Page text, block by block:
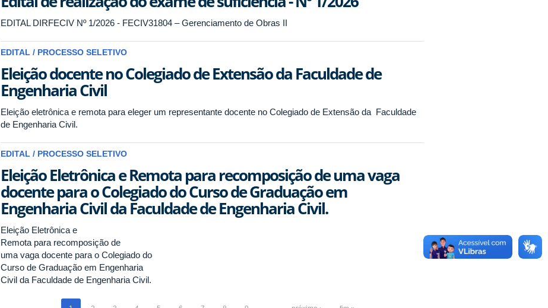
EDITAL DIRFECIV Nº 1/2026 - FECIV31804 – Gerenciamento de Obras II
EDITAL / PROCESSO SELETIVO
Eleição docente no Colegiado de Extensão da Faculdade de
Engenharia Civil
Eleição eletrônica e remota para eleger um representante docente no Colegiado de Extensão da Faculdade
de Engenharia Civil.
EDITAL / PROCESSO SELETIVO
Eleição Eletrônica e Remota para recomposição de uma vaga
docente para o Colegiado do Curso de Graduação em
Engenharia Civil da Faculdade de Engenharia Civil.
Eleição Eletrônica e
Remota para recomposição de
uma vaga docente para o Colegiado do
Curso de Graduação em Engenharia
Civil da Faculdade de Engenharia Civil.